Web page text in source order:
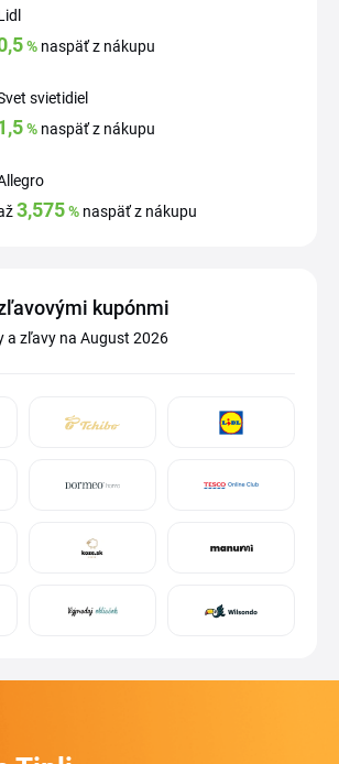
% naspäť z nákupu
svietidiel
% naspäť z nákupu
3,575% naspäť z nákupu
kupónmi
a zľavy na August 2026